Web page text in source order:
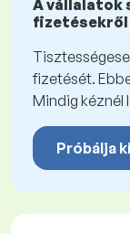
A vállalatok
fizetésekről
fizetését.
Mindig kéznél
Próbálja